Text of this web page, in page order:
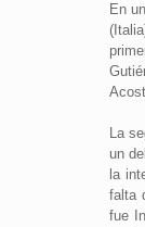
En
La
un
la
falta
fue